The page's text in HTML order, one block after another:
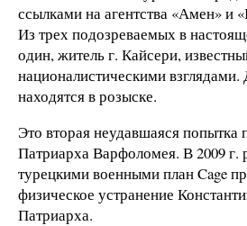
ссылками на агентства «Амен» и
Из трех подозреваемых в
один, житель г. Кайсери,
националистическими
находятся в розыске.
Это вторая неудавшаяся попытка
Патриарха Варфоломея. В 2009 г.
турецкими военными план Cage
физическое устранение
Патриарха.